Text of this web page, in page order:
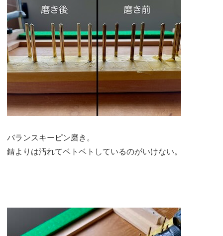
バランスキーピン磨き。
錆よりは汚れてベトベトしているのがいけない。